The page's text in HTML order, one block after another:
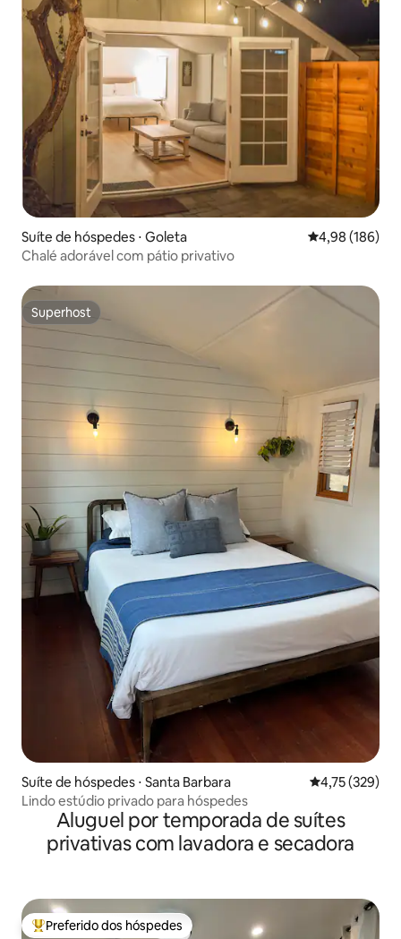
Suíte de hóspedes ⋅ Goleta 4,98 de uma
4,98 (186)
Chalé adorável com pátio privativo
Superhost
Superhost
Suíte de hóspedes ⋅ Santa Barbara 4,75 de uma
4,75 (329)
Lindo estúdio privado para hóspedes
Aluguel por temporada de suítes
privativas com lavadora e secadora
Entre os melhores preferidos dos hóspedes
Preferido dos hóspedes